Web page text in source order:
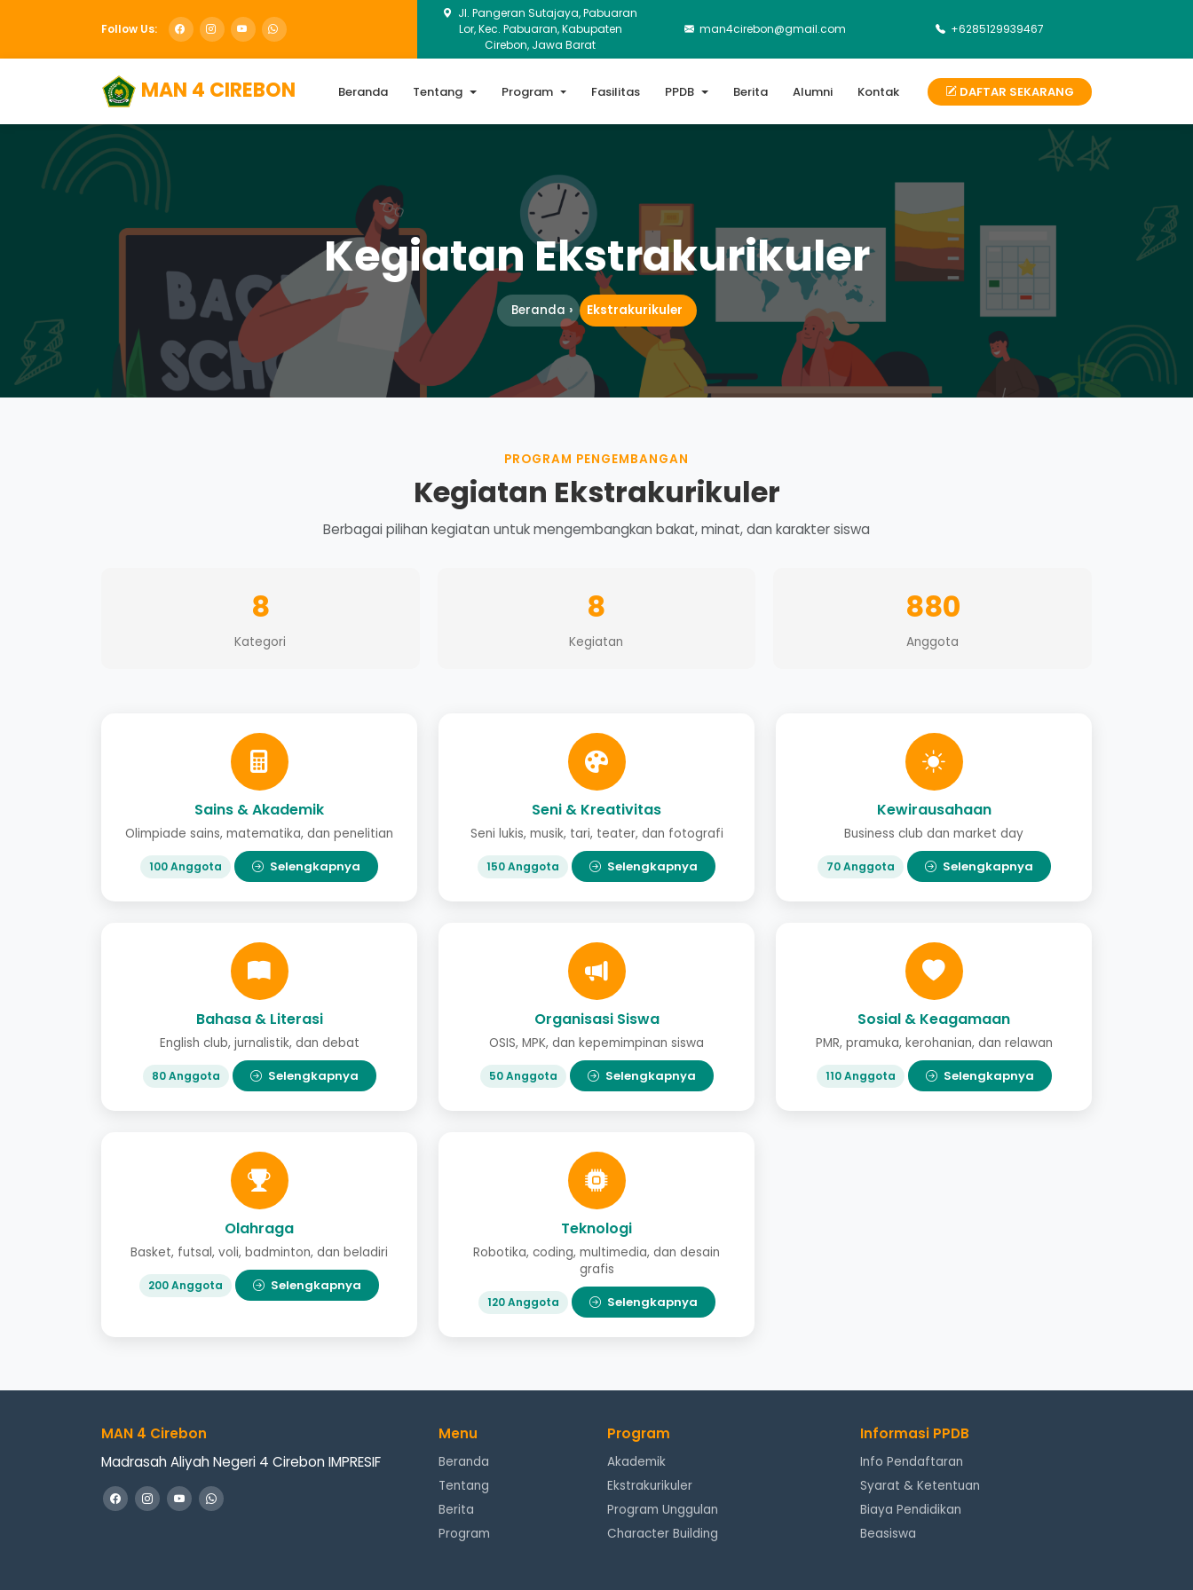
Follow Us:
Jl. Pangeran Sutajaya, Pabuaran
Lor, Kec. Pabuaran, Kabupaten
Cirebon, Jawa Barat
man4cirebon@gmail.com +6285129939467
MAN 4 CIREBON Beranda Tentang Program Fasilitas PPDB Berita Alumni Kontak DAFTAR SEKARANG
Kegiatan Ekstrakurikuler
Beranda Ekstrakurikuler
PROGRAM PENGEMBANGAN
Kegiatan Ekstrakurikuler
Berbagai pilihan kegiatan untuk mengembangkan bakat, minat, dan karakter siswa
8
Kategori
8
Kegiatan
880
Anggota
Sains & Akademik
Olimpiade sains, matematika, dan penelitian
100 Anggota Selengkapnya
Seni & Kreativitas
Seni lukis, musik, tari, teater, dan fotografi
150 Anggota Selengkapnya
Kewirausahaan
Business club dan market day
70 Anggota Selengkapnya
Bahasa & Literasi
English club, jurnalistik, dan debat
80 Anggota Selengkapnya
Organisasi Siswa
OSIS, MPK, dan kepemimpinan siswa
50 Anggota Selengkapnya
Sosial & Keagamaan
PMR, pramuka, kerohanian, dan relawan
110 Anggota Selengkapnya
Olahraga
Basket, futsal, voli, badminton, dan beladiri
200 Anggota Selengkapnya
Teknologi
Robotika, coding, multimedia, dan desain
grafis
120 Anggota Selengkapnya
MAN 4 Cirebon
Madrasah Aliyah Negeri 4 Cirebon IMPRESIF
Menu
Beranda
Tentang
Berita
Program
Program
Akademik
Ekstrakurikuler
Program Unggulan
Character Building
Informasi PPDB
Info Pendaftaran
Syarat & Ketentuan
Biaya Pendidikan
Beasiswa